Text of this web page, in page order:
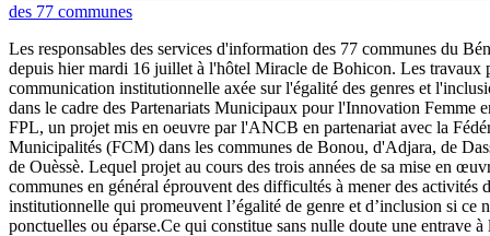
Les responsables des services d'information des 77 communes du
depuis hier mardi 16 juillet à l'hôtel Miracle de Bohicon. Les travaux
communication institutionnelle axée sur l'égalité des genres et
dans le cadre des Partenariats Municipaux pour l'Innovation Femme
FPL, un projet mis en oeuvre par l'ANCB en partenariat avec la
Municipalités (FCM) dans les communes de Bonou, d'Adjara, de
de Ouèssè. Lequel projet au cours des trois années de sa mise en
communes en général éprouvent des difficultés à mener des activités
institutionnelle qui promeuvent l’égalité de genre et d’inclusion si ce
ponctuelles ou éparse.Ce qui constitue sans nulle doute une entrave